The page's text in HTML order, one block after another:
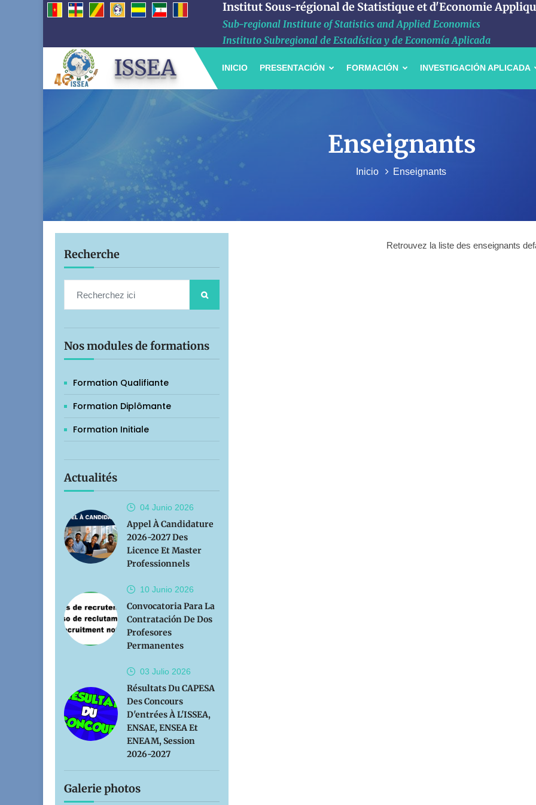
Institut Sous-régional de Statistique et d'Economie
Sub-regional Institute of Statistics and Applied Economics
Instituto Subregional de Estadística y de Economía Aplicada
ISSEA INICIO PRESENTACIÓN FORMACIÓN INVESTIGACIÓN APLICADA
Enseignants
Inicio Enseignants
Recherche
Nos modules de formations
Formation Qualifiante
Formation Diplômante
Formation Initiale
Actualités
04 Junio 2026
Appel À Candidature
2026-2027 Des
Licence Et Master
Professionnels
10 Junio 2026
Convocatoria Para La
Contratación De Dos
Profesores
Permanentes
03 Julio 2026
Résultats Du CAPESA
Des Concours
D'entrées À L'ISSEA,
ENSAE, ENSEA Et
ENEAM, Session
2026-2027
Galerie photos
Retrouvez la liste des enseignants